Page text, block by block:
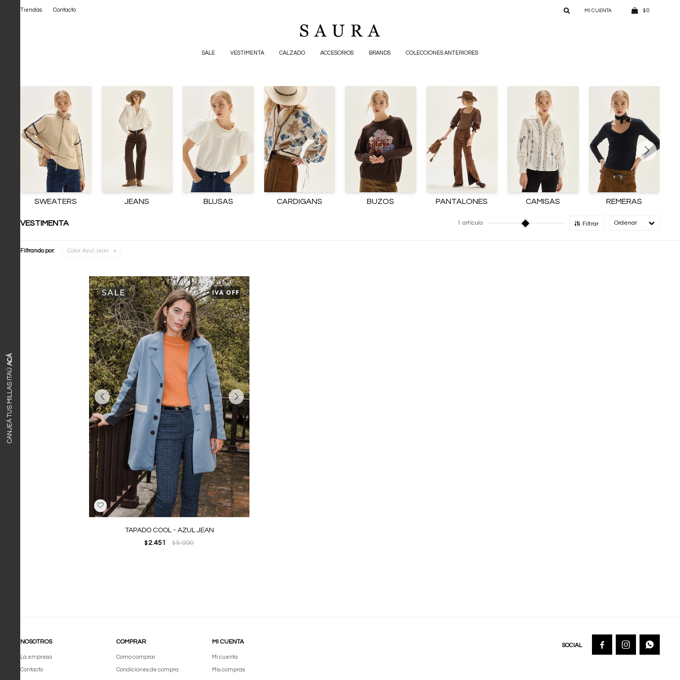
SALE VESTIMENTA CALZADO ACCESORIOS BRANDS COLECCIONES ANTERIORES
$ 0
Tiendas Contacto
CANJEÁ TUS MILLAS ITAÚ
ACÁ
SWEATERS JEANS BLUSAS CARDIGANS BUZOS PANTALONES CAMISAS REMERAS
VESTIMENTA 1 artículo Filtrar
Filtrando por: Color: Azul Jean
TAPADO COOL - AZUL JEAN
$2.451 $5.990
NOSOTROS
La empresa
Contacto
COMPRAR
Como comprar
Condiciones de compra
MI CUENTA
Mi cuenta
Mis compras
  